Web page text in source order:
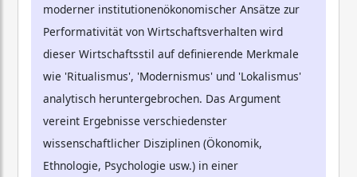
moderner institutionenökonomischer Ansätze zur
Performativität von Wirtschaftsverhalten wird
dieser Wirtschaftsstil auf definierende Merkmale
wie 'Ritualismus', 'Modernismus' und 'Lokalismus'
analytisch heruntergebrochen. Das Argument
vereint Ergebnisse verschiedenster
wissenschaftlicher Disziplinen (Ökonomik,
Ethnologie, Psychologie usw.) in einer